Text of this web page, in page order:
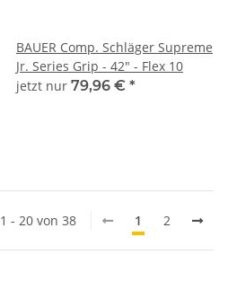
BAUER Comp. Schläger Supreme
Jr. Series Grip - 42" - Flex 10
jetzt nur 79,96 € *
- 20 von 38 1 2